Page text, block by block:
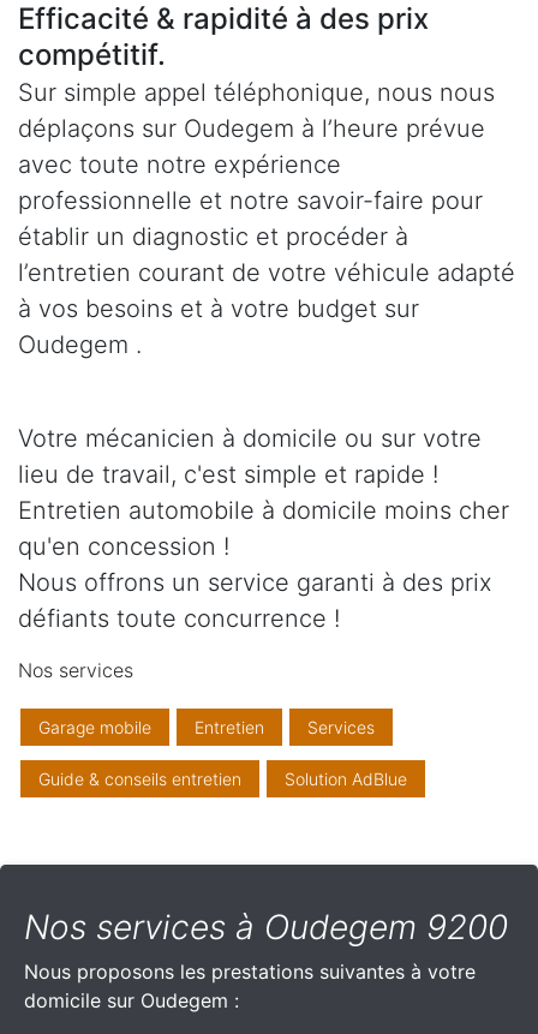
Efficacité & rapidité à des prix
compétitif.
Sur simple appel téléphonique, nous nous
déplaçons sur Oudegem à l’heure prévue
avec toute notre expérience
professionnelle et notre savoir-faire pour
établir un diagnostic et procéder à
l’entretien courant de votre véhicule adapté
à vos besoins et à votre budget sur
Oudegem .
Votre mécanicien à domicile ou sur votre
lieu de travail, c'est simple et rapide !
Entretien automobile à domicile moins cher
qu'en concession !
Nous offrons un service garanti à des prix
défiants toute concurrence !
Nos services
Garage mobile Entretien Services
Guide & conseils entretien Solution AdBlue
Nos services à Oudegem 9200
Nous proposons les prestations suivantes à votre
domicile sur Oudegem :